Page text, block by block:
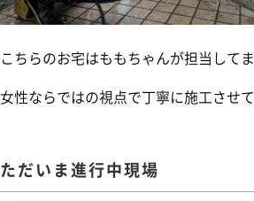
こちらのお宅はももちゃんが担当して
女性ならではの視点で丁寧に施工させ
ただいま進行中現場